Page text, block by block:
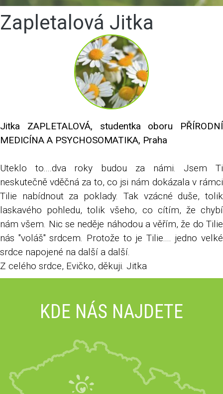
Zapletalová Jitka
Jitka ZAPLETALOVÁ, studentka oboru PŘÍRODNÍ
MEDICÍNA A PSYCHOSOMATIKA, Praha
Uteklo to....dva roky budou za námi. Jsem Ti
neskutečně vděčná za to, co jsi nám dokázala v rámci
Tilie nabídnout za poklady. Tak vzácné duše, tolik
laskavého pohledu, tolik všeho, co cítím, že chybí
nám všem. Nic se neděje náhodou a věřím, že do Tilie
nás "voláš" srdcem. Protože to je Tilie.... jedno velké
srdce napojené na další a další.
Z celého srdce, Evičko, děkuji. Jitka
KDE NÁS NAJDETE